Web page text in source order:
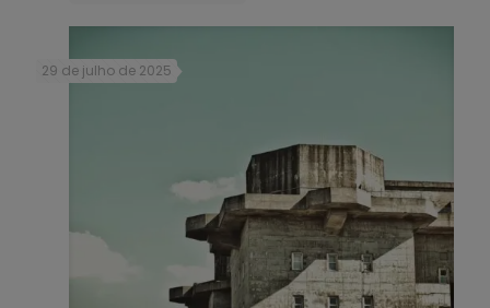
29 de julho de 2025